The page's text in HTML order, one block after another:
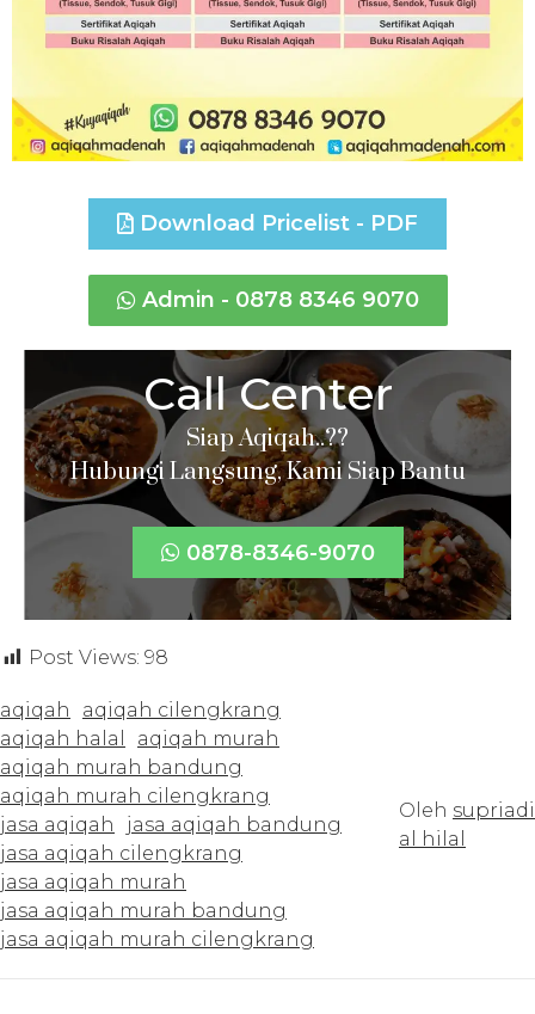
Download Pricelist - PDF
Admin - 0878 8346 9070
Call Center
Siap Aqiqah..??
Hubungi Langsung, Kami Siap Bantu
0878-8346-9070
Post Views: 98
aqiqah
aqiqah cilengkrang
aqiqah halal
aqiqah murah
aqiqah murah bandung
aqiqah murah cilengkrang
jasa aqiqah
jasa aqiqah bandung
jasa aqiqah cilengkrang
jasa aqiqah murah
jasa aqiqah murah bandung
jasa aqiqah murah cilengkrang
Oleh supriadi
al hilal